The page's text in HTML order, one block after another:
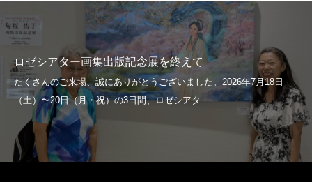
ロゼシアター画集出版記念展を終えて